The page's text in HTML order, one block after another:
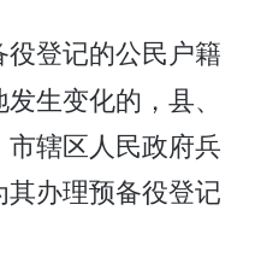
役登记的公民户籍
生变化的，县、
辖区人民政府兵
办理预备役登记